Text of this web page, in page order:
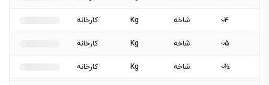
4 شاخه Kg کارخانه
5 شاخه Kg کارخانه
½ شاخه Kg کارخانه